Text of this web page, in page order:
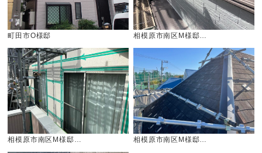
町田市O様邸 相模原市南区M様邸…
相模原市南区M様邸… 相模原市南区M様邸…